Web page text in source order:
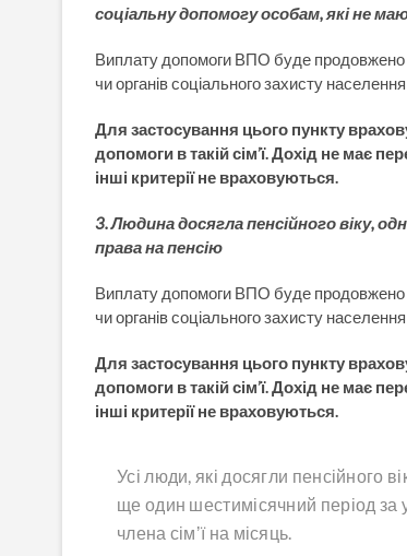
соціальну допомогу особам, які не
Виплату допомоги ВПО буде продовжено
чи органів соціального захисту
Для застосування цього пункту
допомоги в такій сім’ї. Дохід не має
інші критерії не враховуються.
3. Людина досягла пенсійного віку,
права на пенсію
Виплату допомоги ВПО буде продовжено
чи органів соціального захисту
Для застосування цього пункту
допомоги в такій сім’ї. Дохід не має
інші критерії не враховуються.
Усі люди, які досягли
ще один шестимісячний період за
члена сімʼї на місяць.